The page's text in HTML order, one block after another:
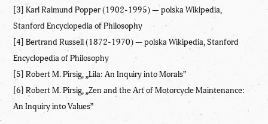
[3] Karl Raimund Popper (1902-1995) — polskaWikipedia,
Stanford Encyclopedia of Philosophy
[4] Bertrand Russell (1872-1970) — polskaWikipedia,Stanford
Encyclopedia of Philosophy
[5] Robert M. Pirsig, „Lila: An Inquiry into Morals”
[6] Robert M. Pirsig, „Zen and the Art of Motorcycle Maintenance:
An Inquiry into Values”